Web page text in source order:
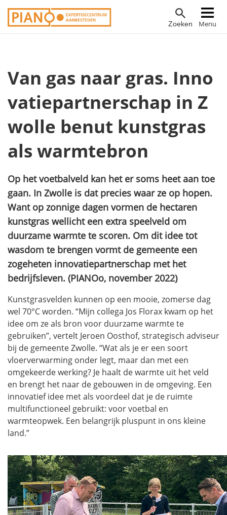
Overslaan
en
gaan
Zoeken Menu
Hoofdnavigatie
Van gas naar gras. Inno
vatiepartnerschap in Z
wolle benut kunstgras
als warmtebron
Op het voetbalveld kan het er soms heet aan toe
gaan. In Zwolle is dat precies waar ze op hopen.
Want op zonnige dagen vormen de hectaren
kunstgras wellicht een extra speelveld om
duurzame warmte te scoren. Om dit idee tot
wasdom te brengen vormt de gemeente een
zogeheten innovatiepartnerschap met het
bedrijfsleven. (PIANOo, november 2022)
Kunstgrasvelden kunnen op een mooie, zomerse dag
wel 70°C worden. “Mijn collega Jos Florax kwam op het
idee om ze als bron voor duurzame warmte te
gebruiken”, vertelt Jeroen Oosthof, strategisch adviseur
bij de gemeente Zwolle. “Wat als je er een soort
vloerverwarming onder legt, maar dan met een
omgekeerde werking? Je haalt de warmte uit het veld
en brengt het naar de gebouwen in de omgeving. Een
innovatief idee met als voordeel dat je de ruimte
multifunctioneel gebruikt: voor voetbal en
warmteopwek. Een belangrijk pluspunt in ons kleine
land.”